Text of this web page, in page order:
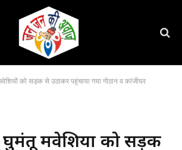
को सड़क से उठाकर पहुंचाया गया गोठान व कांजीघर
घुमंतू मवेशियों को सड़क